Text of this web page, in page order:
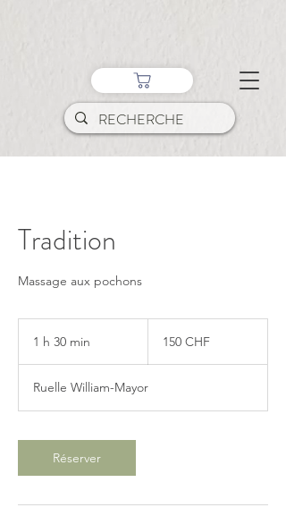
Tradition
Massage aux pochons
1 h 30 min
m
i
suisses
150 CHF
Ruelle William-Mayor
Réserver